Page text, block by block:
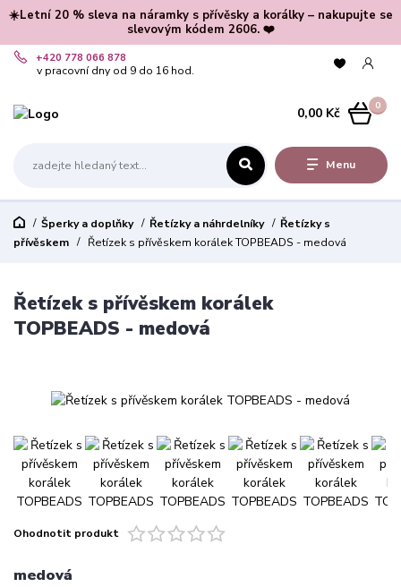
☀️Letní 20 % sleva na náramky s přívěsky a korálky – nakupujte se
slevovým kódem 2606. ❤️
Menu
+420 778 066 878
v pracovní dny od 9 do 16 hod.
0
0,00 Kč
Šperky a doplňky Řetízky a náhrdelníky
Řetízky s
přívěskem
Řetízek s přívěskem korálek TOPBEADS - medová
Řetízek s přívěskem korálek
TOPBEADS - medová
Ohodnotit produkt
medová